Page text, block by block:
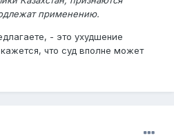
применению.
- это ухудшение
что суд вполне может